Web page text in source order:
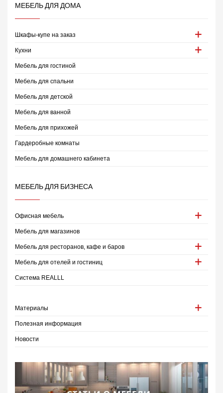
МЕБЕЛЬ ДЛЯ ДОМА
Шкафы-купе на заказ
Кухни
Мебель для гостиной
Мебель для спальни
Мебель для детской
Мебель для ванной
Мебель для прихожей
Гардеробные комнаты
Мебель для домашнего кабинета
МЕБЕЛЬ ДЛЯ БИЗНЕСА
Офисная мебель
Мебель для магазинов
Мебель для ресторанов, кафе и баров
Мебель для отелей и гостиниц
Система REALLL
Материалы
Полезная информация
Новости